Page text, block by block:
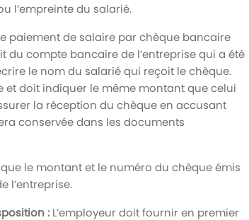
l’empreinte du salarié.
paiement de salaire par chèque bancaire
du compte bancaire de l’entreprise qui a été
le nom du salarié qui reçoit le chèque.
doit indiquer le même montant que celui
la réception du chèque en accusant
conservée dans les documents
le montant et le numéro du chèque émis
l’entreprise.
: L’employeur doit fournir en premier